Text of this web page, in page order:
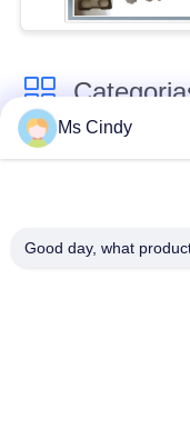
Ovo de papel Tray
Ms Cindy
Good day, what